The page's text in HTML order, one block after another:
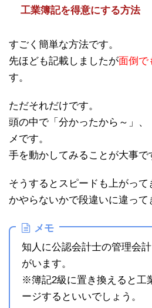
工業簿記を得意にする方法
すごく簡単な方法です。
先ほども記載しましたが面倒で
す。
ただそれだけです。
頭の中で「分かったから～」
メです。
手を動かしてみることが大事で
そうするとスピードも上がっ
かやらないかで段違いに違って
メモ
知人に公認会計士の管理会
がいます。
※簿記2級に置き換えると工
ージするといいでしょう。